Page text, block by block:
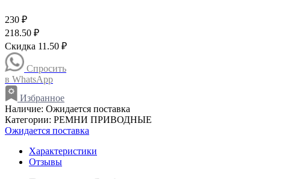
230 ₽
218.50 ₽
Скидка 11.50 ₽
Спросить
в WhatsApp
Избранное
Наличие: Ожидается поставка
Категории: РЕМНИ ПРИВОДНЫЕ
Ожидается поставка
Характеристики
Отзывы